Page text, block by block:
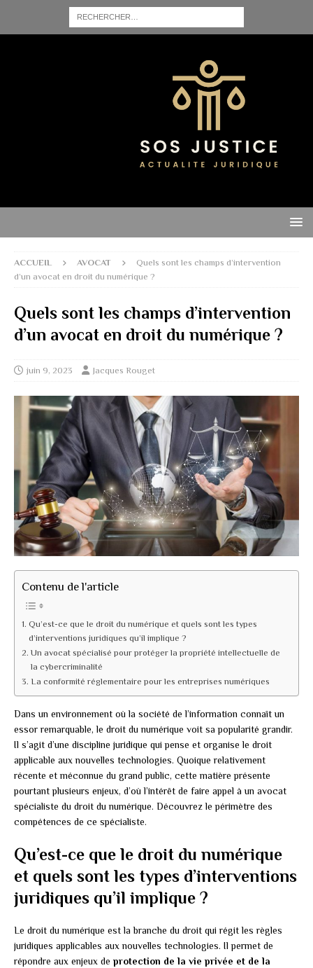
ACCUEIL AVOCAT
Quels sont les champs d’intervention
d’un avocat en droit du numérique ?
Quels sont les champs d’intervention
d’un avocat en droit du numérique ?
juin 9, 2023 Jacques Rouget
Contenu de l'article
Qu’est-ce que le droit du numérique et quels sont les types
d’interventions juridiques qu’il implique ?
Un avocat spécialisé pour protéger la propriété intellectuelle de
la cybercriminalité
La conformité réglementaire pour les entreprises numériques
Dans un environnement où la société de l’information connaît un
essor remarquable, le droit du numérique voit sa popularité grandir.
Il s’agit d’une discipline juridique qui pense et organise le droit
applicable aux nouvelles technologies. Quoique relativement
récente et méconnue du grand public, cette matière présente
pourtant plusieurs enjeux, d’où l’intérêt de faire appel à un avocat
spécialiste du droit du numérique. Découvrez le périmètre des
compétences de ce spécialiste.
Qu’est-ce que le droit du numérique
et quels sont les types d’interventions
juridiques qu’il implique ?
Le droit du numérique est la branche du droit qui régit les règles
juridiques applicables aux nouvelles technologies. Il permet de
répondre aux enjeux de protection de la vie privée et de la